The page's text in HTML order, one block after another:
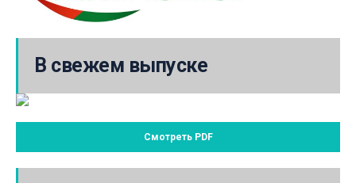
В свежем выпуске
Смотреть PDF